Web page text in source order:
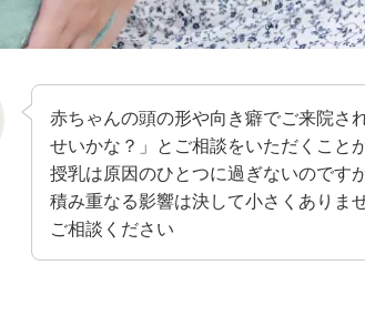
赤ちゃんの頭の形や向き癖でご来院さ
せいかな？」とご相談をいただくこと
授乳は原因のひとつに過ぎないのです
積み重なる影響は決して小さくありま
ご相談ください